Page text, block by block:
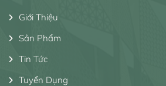
Giới Thiệu
Sản Phẩm
Tin Tức
Tuyển Dụng